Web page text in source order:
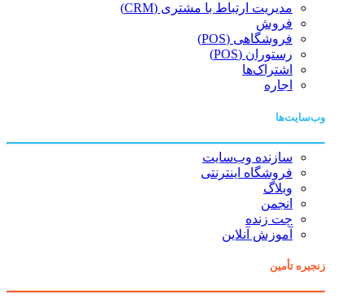
مدیریت ارتباط با مشتری (CRM)
فروش
فروشگاهی (POS)
رستوران (POS)
اشتراک‌ها
اجاره
وب‌سایت‌ها
سازنده وب‌سایت
فروشگاه اینترنتی
وبلاگ
انجمن
چت زنده
آموزش آنلاین
زنجیره تأمین